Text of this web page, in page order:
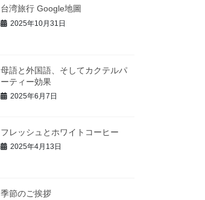
台湾旅行 Google地圖
2025年10月31日
母語と外国語、そしてカクテルパ
ーティー効果
2025年6月7日
フレッシュとホワイトコーヒー
2025年4月13日
季節のご挨拶